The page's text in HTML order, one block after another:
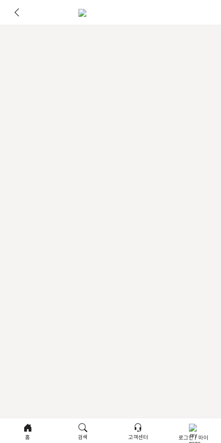
홈 검색 고객센터 로그인 / 마이